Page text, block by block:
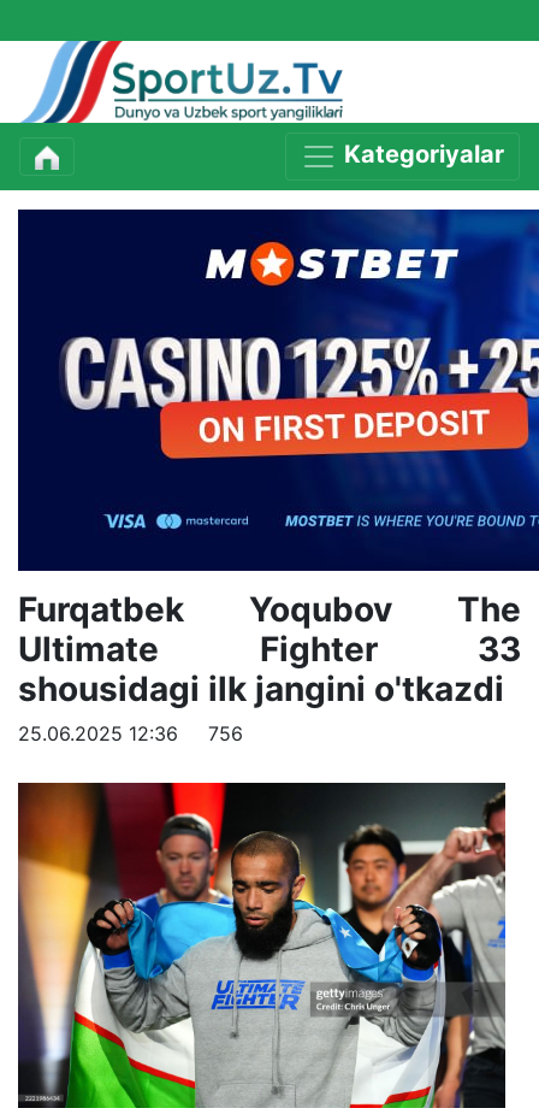
Kategoriyalar
Furqatbek Yoqubov The
Ultimate Fighter 33
shousidagi ilk jangini o'tkazdi
25.06.2025 12:36 756